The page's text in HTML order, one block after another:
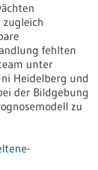
fehlten
unter
Heidelberg und
der Bildgebung
zu